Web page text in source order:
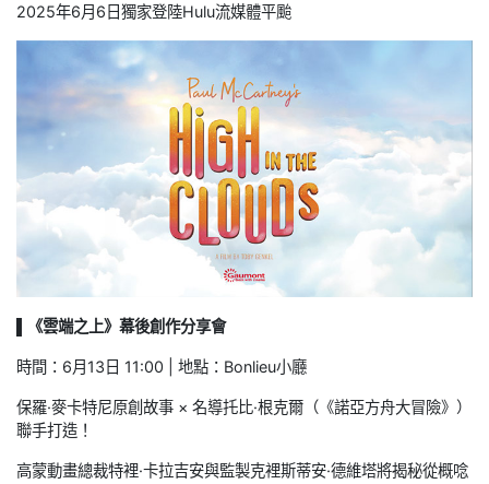
2025年6月6日獨家登陸Hulu流媒體平颱
▌《雲端之上》幕後創作分享會
時間：6月13日 11:00 | 地點：Bonlieu小廳
保羅·麥卡特尼原創故事 × 名導托比·根克爾（《諾亞方舟大冒險》）
聯手打造！
高蒙動畫總裁特裡·卡拉吉安與監製克裡斯蒂安·德維塔將揭秘從概唸